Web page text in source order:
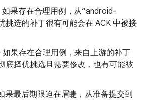
如果存在合理用例，从“android-
挑选的补丁很有可能会在 ACK 中被接
如果存在合理用例，来自上游的补丁
底择优挑选且需要修改，也有可能被
果最后期限迫在眉睫，从准备提交到